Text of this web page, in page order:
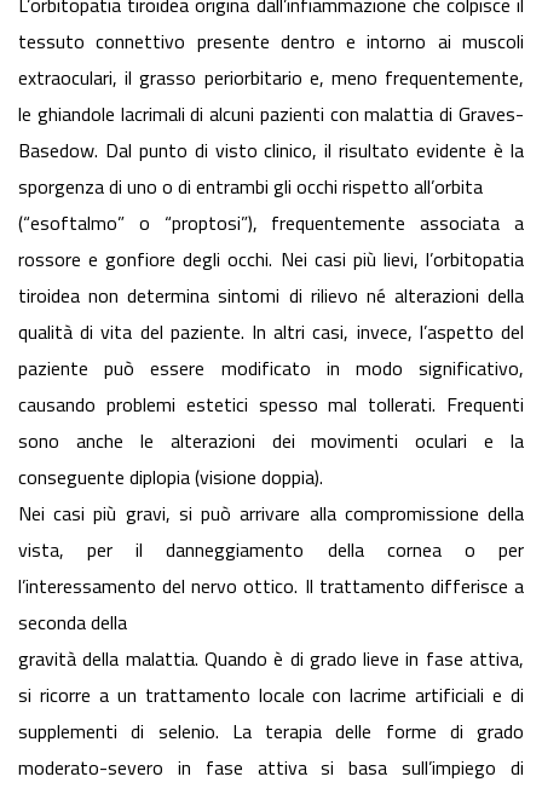
tessuto connettivo presente dentro e intorno ai muscoli
extraoculari, il grasso periorbitario e, meno frequentemente,
le ghiandole lacrimali di alcuni pazienti con malattia di Graves-
Basedow. Dal punto di visto clinico, il risultato evidente è la
sporgenza di uno o di entrambi gli occhi rispetto all’orbita
(“esoftalmo” o “proptosi”), frequentemente associata a
rossore e gonfiore degli occhi. Nei casi più lievi, l’orbitopatia
tiroidea non determina sintomi di rilievo né alterazioni della
qualità di vita del paziente. In altri casi, invece, l’aspetto del
paziente può essere modificato in modo significativo,
causando problemi estetici spesso mal tollerati. Frequenti
sono anche le alterazioni dei movimenti oculari e la
conseguente diplopia (visione doppia).
Nei casi più gravi, si può arrivare alla compromissione della
vista, per il danneggiamento della cornea o per
l’interessamento del nervo ottico. Il trattamento differisce a
seconda della
gravità della malattia. Quando è di grado lieve in fase attiva,
si ricorre a un trattamento locale con lacrime artificiali e di
supplementi di selenio. La terapia delle forme di grado
moderato-severo in fase attiva si basa sull’impiego di